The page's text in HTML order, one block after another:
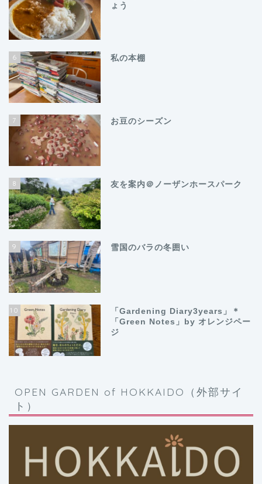
ょう
6 私の本棚
7 お豆のシーズン
8 友を案内＠ノーザンホースパーク
9 雪国のバラの冬囲い
10
「Gardening Diary3years」＊
「Green Notes」by オレンジペー
ジ
OPEN GARDEN of HOKKAIDO（外部サイ
ト）